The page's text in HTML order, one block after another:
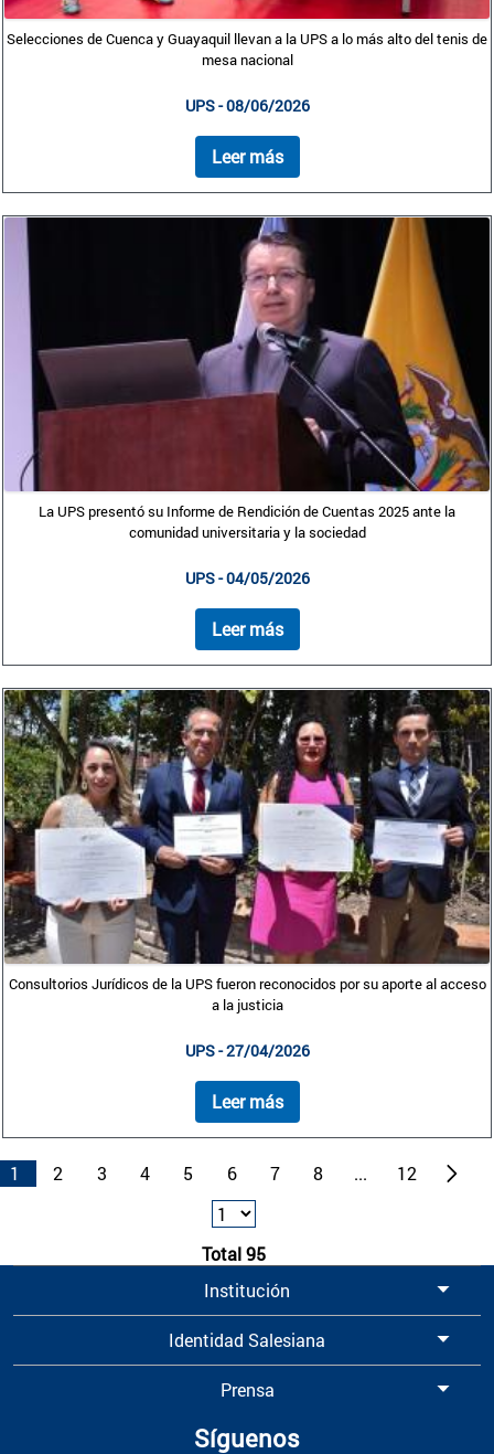
Selecciones de Cuenca y Guayaquil llevan a la UPS a lo más alto del tenis de
mesa nacional
UPS - 08/06/2026
Leer más
La UPS presentó su Informe de Rendición de Cuentas 2025 ante la
comunidad universitaria y la sociedad
UPS - 04/05/2026
Leer más
Consultorios Jurídicos de la UPS fueron reconocidos por su aporte al acceso
a la justicia
UPS - 27/04/2026
Leer más
1 2 3 4 5 6 7 8 ... 12
Total 95
Institución
Identidad Salesiana
Prensa
Síguenos